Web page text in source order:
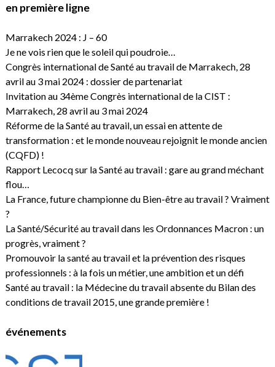
en première ligne
Marrakech 2024 : J – 60
Je ne vois rien que le soleil qui poudroie…
Congrès international de Santé au travail de Marrakech, 28
avril au 3 mai 2024 : dossier de partenariat
Invitation au 34ème Congrès international de la CIST :
Marrakech, 28 avril au 3 mai 2024
Réforme de la Santé au travail, un essai en attente de
transformation : et le monde nouveau rejoignit le monde ancien
(CQFD) !
Rapport Lecocq sur la Santé au travail : gare au grand méchant
flou…
La France, future championne du Bien-être au travail ? Vraiment
?
La Santé/Sécurité au travail dans les Ordonnances Macron : un
progrès, vraiment ?
Promouvoir la santé au travail et la prévention des risques
professionnels : à la fois un métier, une ambition et un défi
Santé au travail : la Médecine du travail absente du Bilan des
conditions de travail 2015, une grande première !
événements